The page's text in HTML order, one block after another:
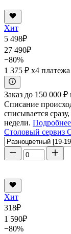
Хит
5 498₽
27 490₽
−80%
1 375 ₽ x4 платежа
Заказ до 150 000
Списание
списывается
недели. Подробнее
Столовый сервиз
Хит
318₽
1 590₽
−80%